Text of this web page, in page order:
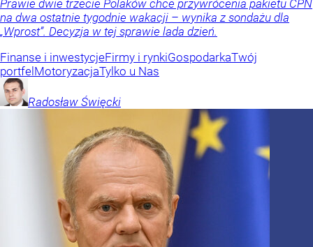
Prawie dwie trzecie Polaków chce przywrócenia pakietu CPN
na dwa ostatnie tygodnie wakacji – wynika z sondażu dla
„Wprost”. Decyzja w tej sprawie lada dzień.
Finanse i inwestycjeFirmy i rynkiGospodarkaTwój
portfel MotoryzacjaTylko u Nas
Radosław Święcki